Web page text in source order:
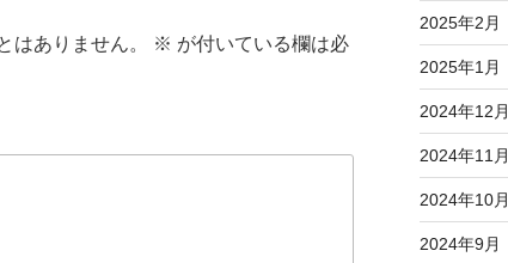
はありません。 ※ が付いている欄は必
2025年2月
2025年1月
2024年12月
2024年11月
2024年10月
2024年9月